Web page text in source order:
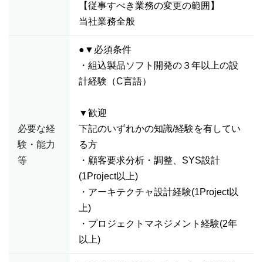
【従事すべき業務の変更の範囲】
当社業務全般
必要な経
験・能力
等
●▼必須条件
・組込製品ソフト開発の３年以上の設
計経験（C言語）
▼歓迎
下記のいずれかの知識/経験を有してい
る方
・顧客要求分析・調整、SYS設計
(1Project以上)
・アーキテクチャ設計経験(1Project以
上)
・プロジェクトマネジメント経験(2年
以上)